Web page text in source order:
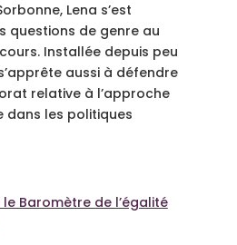
Lena s’est
questions de genre au
Installée depuis peu
aussi à défendre
relative à l’approche
dans les politiques
Baromètre de l’égalité